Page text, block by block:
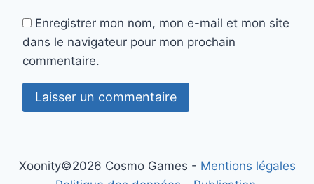
Enregistrer mon nom, mon e-mail et mon site
dans le navigateur pour mon prochain
commentaire.
Xoonity©2026 Cosmo Games - Mentions légales